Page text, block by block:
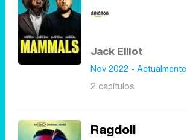
Jack Elliot
Nov 2022 - Actualmente
2 capítulos
Ragdoll